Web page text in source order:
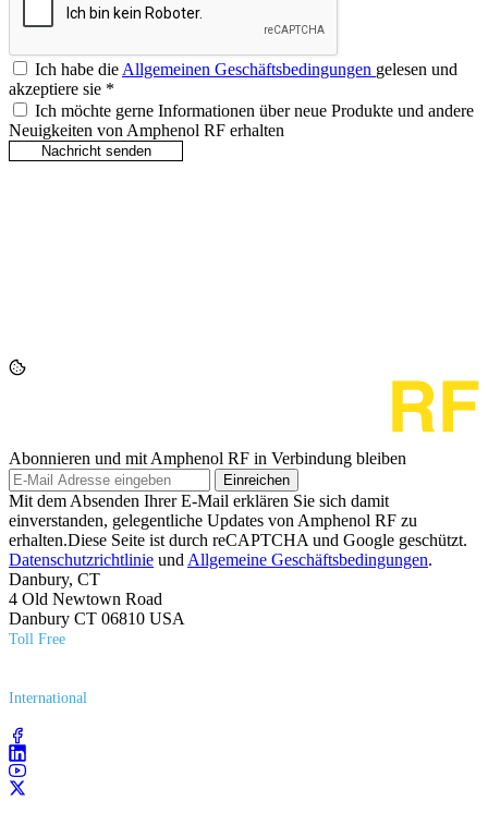
Ich habe dieAllgemeinen Geschäftsbedingungen gelesen und
akzeptiere sie *
Ich möchte gerne Informationen über neue Produkte und andere
Neuigkeiten von Amphenol RF erhalten
Abonnieren und mit Amphenol RF in Verbindung bleiben
Einreichen
Mit dem Absenden Ihrer E-Mail erklären Sie sich damit
einverstanden, gelegentliche Updates von Amphenol RF zu
erhalten.Diese Seite ist durch reCAPTCHA und Google geschützt.
Datenschutzrichtlinie und Allgemeine Geschäftsbedingungen.
Danbury, CT
4 Old Newtown Road
Danbury CT 06810 USA
Toll Free
International